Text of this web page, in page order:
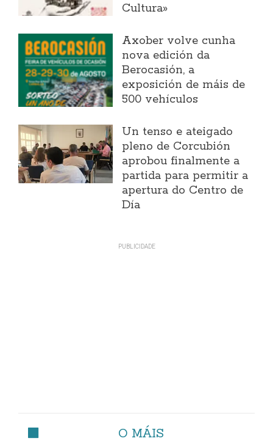
Cultura»
Axober volve cunha
nova edición da
Berocasión, a
exposición de máis de
500 vehículos
Un tenso e ateigado
pleno de Corcubión
aprobou finalmente a
partida para permitir a
apertura do Centro de
Día
O MÁIS